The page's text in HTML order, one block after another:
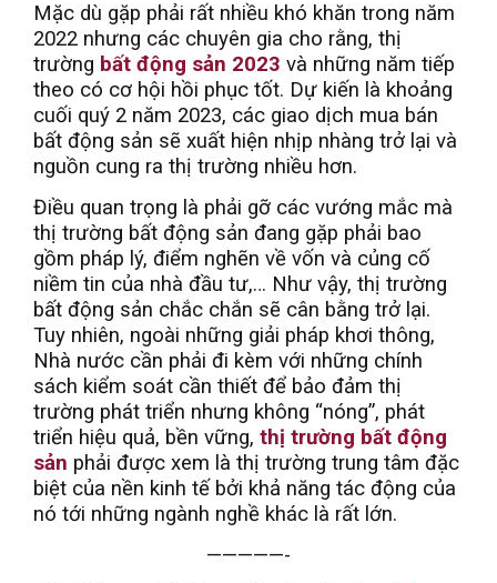
Mặc dù gặp phải rất nhiều khó khăn trong năm
2022 nhưng các chuyên gia cho rằng, thị
trường bất động sản 2023 và những năm tiếp
theo có cơ hội hồi phục tốt. Dự kiến là khoảng
cuối quý 2 năm 2023, các giao dịch mua bán
bất động sản sẽ xuất hiện nhịp nhàng trở lại và
nguồn cung ra thị trường nhiều hơn.
Điều quan trọng là phải gỡ các vướng mắc mà
thị trường bất động sản đang gặp phải bao
gồm pháp lý, điểm nghẽn về vốn và củng cố
niềm tin của nhà đầu tư,… Như vậy, thị trường
bất động sản chắc chắn sẽ cân bằng trở lại.
Tuy nhiên, ngoài những giải pháp khơi thông,
Nhà nước cần phải đi kèm với những chính
sách kiểm soát cần thiết để bảo đảm thị
trường phát triển nhưng không “nóng”, phát
triển hiệu quả, bền vững, thị trường bất động
sản phải được xem là thị trường trung tâm đặc
biệt của nền kinh tế bởi khả năng tác động của
nó tới những ngành nghề khác là rất lớn.
—————-